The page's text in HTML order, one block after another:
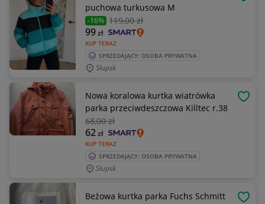
puchowa turkusowa M
-16% 119,00 zł
KUP TERAZ
99zł
SPRZEDAJĄCY: OSOBA PRYWATNA
Słupsk
Nowa koralowa kurtka wiatrówka
parka przeciwdeszczowa Killtec r.38
68,00 zł
KUP TERAZ
62zł
SPRZEDAJĄCY: OSOBA PRYWATNA
Słupsk
Beżowa kurtka parka Fuchs Schmitt